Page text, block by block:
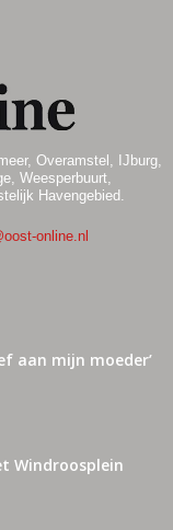
Overamstel, IJburg,
Weesperbuurt,
Havengebied.
online.nl
aan mijn moeder’
Windroosplein